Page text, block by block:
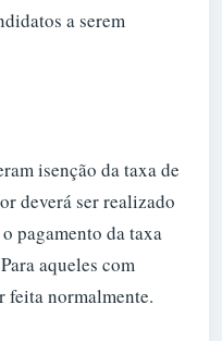
a serem
isenção da taxa de
deverá ser realizado
pagamento da taxa
aqueles com
feita normalmente.